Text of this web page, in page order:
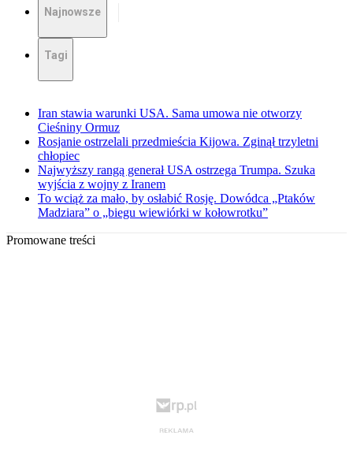
Najnowsze
Tagi
Iran stawia warunki USA. Sama umowa nie otworzy
Cieśniny Ormuz
Rosjanie ostrzelali przedmieścia Kijowa. Zginął trzyletni
chłopiec
Najwyższy rangą generał USA ostrzega Trumpa. Szuka
wyjścia z wojny z Iranem
To wciąż za mało, by osłabić Rosję. Dowódca „Ptaków
Madziara” o „biegu wiewiórki w kołowrotku”
Promowane treści